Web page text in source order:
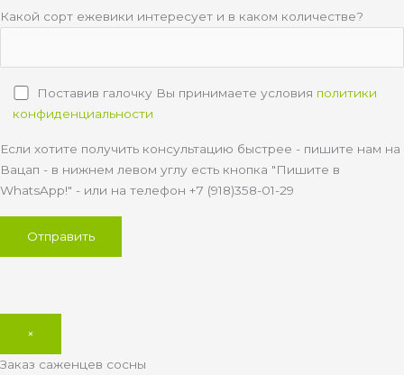
Какой сорт ежевики интересует и в каком количестве?
Поставив галочку Вы принимаете условия политики
конфиденциальности
Если хотите получить консультацию быстрее - пишите нам на
Вацап - в нижнем левом углу есть кнопка "Пишите в
WhatsApp!" - или на телефон +7 (918)358-01-29
×
Заказ саженцев сосны